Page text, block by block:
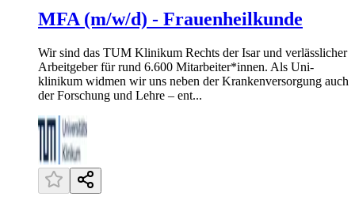
MFA (m/w/d) - Frauenheilkunde
Wir sind das TUM Klinikum Rechts der Isar und verlässlicher
Arbeitgeber für rund 6.600 Mitarbeiter*innen. Als Uni­
klinikum widmen wir uns neben der Krankenversorgung auch
der Forschung und Lehre – ent...